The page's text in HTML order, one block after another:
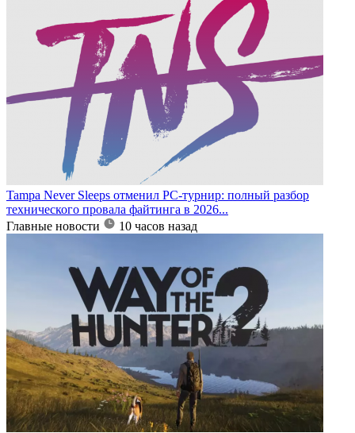
Tampa Never Sleeps отменил PC-турнир: полный разбор
технического провала файтинга в 2026...
Главные новости
10 часов назад